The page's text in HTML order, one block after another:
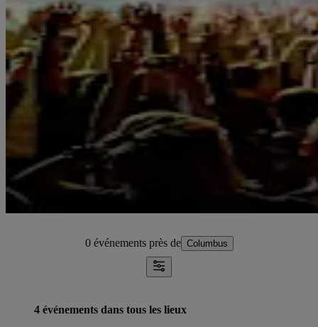
0 événements près de Columbus
4 événements dans tous les lieux